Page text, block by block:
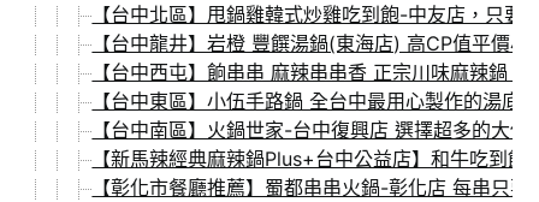
【台中北區】甩鍋雞韓式炒雞吃到飽-中友店，只
【台中龍井】岩橙 豐饌湯鍋(東海店) 高CP值平價
【台中西屯】餉串串 麻辣串串香 正宗川味麻辣鍋
【台中東區】小伍手路鍋 全台中最用心製作的湯
【台中南區】火鍋世家-台中復興店 選擇超多的大
【新馬辣經典麻辣鍋Plus+台中公益店】和牛吃到
【彰化市餐廳推薦】蜀都串串火鍋-彰化店 每串只